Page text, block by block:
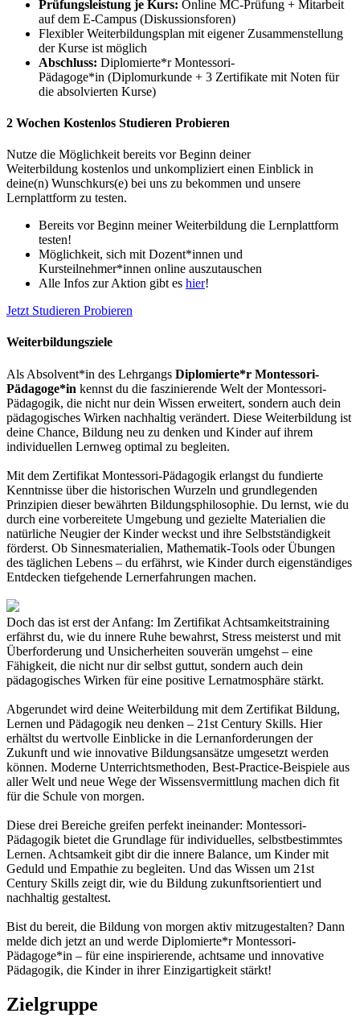
Prüfungsleistung je Kurs: Online MC-Prüfung + Mitarbeit
auf dem E-Campus (Diskussionsforen)
Flexibler Weiterbildungsplan mit eigener Zusammenstellung
der Kurse ist möglich
Abschluss: Diplomierte*r Montessori-
Pädagoge*in (Diplomurkunde + 3 Zertifikate mit Noten für
die absolvierten Kurse)
2 Wochen Kostenlos Studieren Probieren
Nutze die Möglichkeit bereits vor Beginn deiner
Weiterbildung kostenlos und unkompliziert einen Einblick in
deine(n) Wunschkurs(e) bei uns zu bekommen und unsere
Lernplattform zu testen.
Bereits vor Beginn meiner Weiterbildung die Lernplattform
testen!
Möglichkeit, sich mit Dozent*innen und
Kursteilnehmer*innen online auszutauschen
Alle Infos zur Aktion gibt es hier!
Jetzt Studieren Probieren
Weiterbildungsziele
Als Absolvent*in des Lehrgangs Diplomierte*r Montessori-
Pädagoge*in kennst du die faszinierende Welt der Montessori-
Pädagogik, die nicht nur dein Wissen erweitert, sondern auch dein
pädagogisches Wirken nachhaltig verändert. Diese Weiterbildung ist
deine Chance, Bildung neu zu denken und Kinder auf ihrem
individuellen Lernweg optimal zu begleiten.
Mit dem Zertifikat Montessori-Pädagogik erlangst du fundierte
Kenntnisse über die historischen Wurzeln und grundlegenden
Prinzipien dieser bewährten Bildungsphilosophie. Du lernst, wie du
durch eine vorbereitete Umgebung und gezielte Materialien die
natürliche Neugier der Kinder weckst und ihre Selbstständigkeit
förderst. Ob Sinnesmaterialien, Mathematik-Tools oder Übungen
des täglichen Lebens – du erfährst, wie Kinder durch eigenständiges
Entdecken tiefgehende Lernerfahrungen machen.
Doch das ist erst der Anfang: Im Zertifikat Achtsamkeitstraining
erfährst du, wie du innere Ruhe bewahrst, Stress meisterst und mit
Überforderung und Unsicherheiten souverän umgehst – eine
Fähigkeit, die nicht nur dir selbst guttut, sondern auch dein
pädagogisches Wirken für eine positive Lernatmosphäre stärkt.
Abgerundet wird deine Weiterbildung mit dem Zertifikat Bildung,
Lernen und Pädagogik neu denken – 21st Century Skills. Hier
erhältst du wertvolle Einblicke in die Lernanforderungen der
Zukunft und wie innovative Bildungsansätze umgesetzt werden
können. Moderne Unterrichtsmethoden, Best-Practice-Beispiele aus
aller Welt und neue Wege der Wissensvermittlung machen dich fit
für die Schule von morgen.
Diese drei Bereiche greifen perfekt ineinander: Montessori-
Pädagogik bietet die Grundlage für individuelles, selbstbestimmtes
Lernen. Achtsamkeit gibt dir die innere Balance, um Kinder mit
Geduld und Empathie zu begleiten. Und das Wissen um 21st
Century Skills zeigt dir, wie du Bildung zukunftsorientiert und
nachhaltig gestaltest.
Bist du bereit, die Bildung von morgen aktiv mitzugestalten? Dann
melde dich jetzt an und werde Diplomierte*r Montessori-
Pädagoge*in – für eine inspirierende, achtsame und innovative
Pädagogik, die Kinder in ihrer Einzigartigkeit stärkt!
Zielgruppe